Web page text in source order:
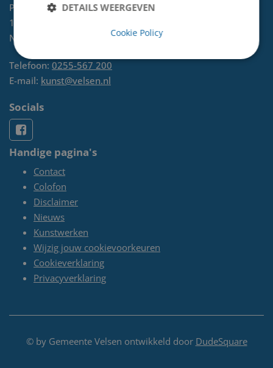
Postbus 465
1970 AL
NL
Telefoon: 0255-567 200
E-mail: kunst@velsen.nl
Socials
Handige pagina's
Contact
Colofon
Disclaimer
Nieuws
Kunstwerken
Wijzig jouw cookievoorkeuren
Cookieverklaring
Privacyverklaring
© by Gemeente Velsen ontwikkeld door DudeSquare
DETAILS WEERGEVEN
Cookie Policy